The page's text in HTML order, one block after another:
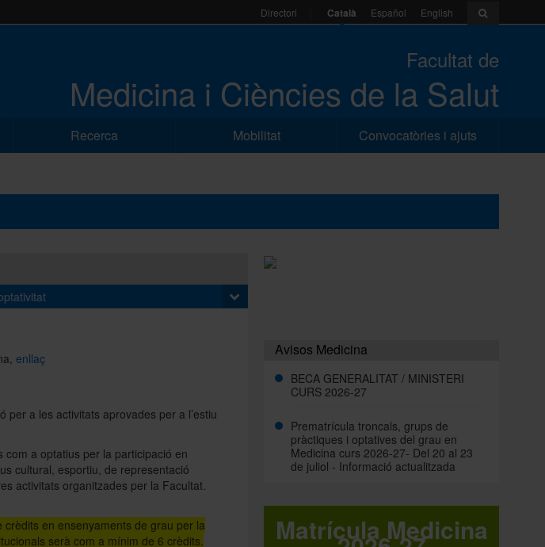
Directori Català Español English
Facultat de
Medicina i Ciències de la Salut
Recerca Mobilitat Convocatòries i ajuts
enllaç
per a les activitats aprovades per a l’estiu
a optatius per la participació en
cultural, esportiu, de representació
activitats organitzades per la Facultat.
en ensenyaments de grau per la
serà com a mínim de 6 crèdits.
Avisos Medicina
BECA GENERALITAT / MINISTERI
CURS 2026-27
Prematrícula troncals, grups de
pràctiques i optatives del grau en
Medicina curs 2026-27- Del 20 al 23
de juliol - Informació actualitzada
Matrícula Medicina